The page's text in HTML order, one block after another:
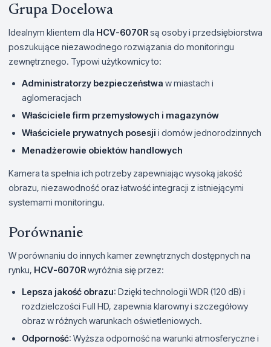
Grupa Docelowa
Idealnym klientem dla HCV-6070Rsą osoby i przedsiębiorstwa
poszukujące niezawodnego rozwiązania do monitoringu
zewnętrznego. Typowi użytkownicy to:
Administratorzy bezpieczeństwa w miastach i
aglomeracjach
Właściciele firm przemysłowych i magazynów
Właściciele prywatnych posesji i domów jednorodzinnych
Menadżerowie obiektów handlowych
Kamera ta spełnia ich potrzeby zapewniając wysoką jakość
obrazu, niezawodność oraz łatwość integracji z istniejącymi
systemami monitoringu.
Porównanie
W porównaniu do innych kamer zewnętrznych dostępnych na
rynku, HCV-6070Rwyróżnia się przez:
Lepsza jakość obrazu: Dzięki technologii WDR (120 dB) i
rozdzielczości Full HD, zapewnia klarowny i szczegółowy
obraz w różnych warunkach oświetleniowych.
Odporność: Wyższa odporność na warunki atmosferyczne i